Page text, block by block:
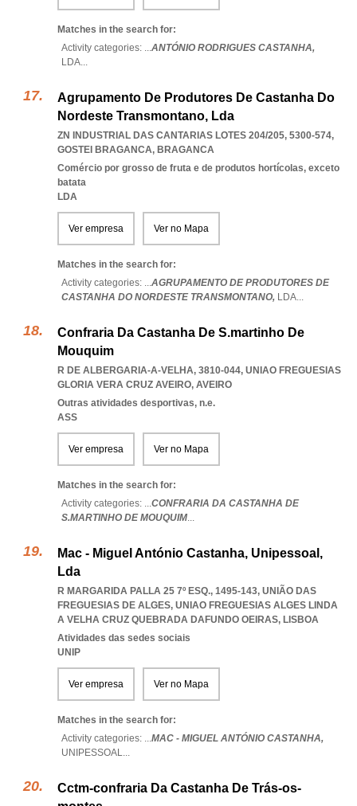
Matches in the search for:
Activity categories: ...ANTÓNIO RODRIGUES CASTANHA,
LDA...
Agrupamento De Produtores De Castanha Do
Nordeste Transmontano, Lda
ZN INDUSTRIAL DAS CANTARIAS LOTES 204/205, 5300-574,
GOSTEI BRAGANCA, BRAGANCA
Comércio por grosso de fruta e de produtos hortícolas, exceto
batata
LDA
Ver empresa Ver no Mapa
Matches in the search for:
Activity categories: ...AGRUPAMENTO DE PRODUTORES DE
CASTANHA DO NORDESTE TRANSMONTANO, LDA...
Confraria Da Castanha De S.martinho De
Mouquim
R DE ALBERGARIA-A-VELHA, 3810-044, UNIAO FREGUESIAS
GLORIA VERA CRUZ AVEIRO, AVEIRO
Outras atividades desportivas, n.e.
ASS
Ver empresa Ver no Mapa
Matches in the search for:
Activity categories: ...CONFRARIA DA CASTANHA DE
S.MARTINHO DE MOUQUIM...
Mac - Miguel António Castanha, Unipessoal,
Lda
R MARGARIDA PALLA 25 7º ESQ., 1495-143, UNIÃO DAS
FREGUESIAS DE ALGES, UNIAO FREGUESIAS ALGES LINDA
A VELHA CRUZ QUEBRADA DAFUNDO OEIRAS, LISBOA
Atividades das sedes sociais
UNIP
Ver empresa Ver no Mapa
Matches in the search for:
Activity categories: ...MAC - MIGUEL ANTÓNIO CASTANHA,
UNIPESSOAL...
Cctm-confraria Da Castanha De Trás-os-